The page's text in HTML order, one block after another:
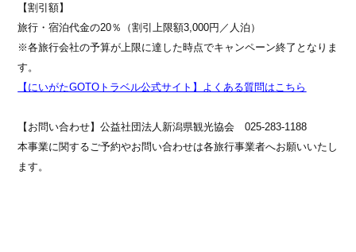
【割引額】
旅行・宿泊代金の20％（割引上限額3,000円／人泊）
※各旅行会社の予算が上限に達した時点でキャンペーン終了となりま
す。
【にいがたGOTOトラベル公式サイト】よくある質問はこちら
【お問い合わせ】公益社団法人新潟県観光協会 025-283-1188
本事業に関するご予約やお問い合わせは各旅行事業者へお願いいたし
ます。